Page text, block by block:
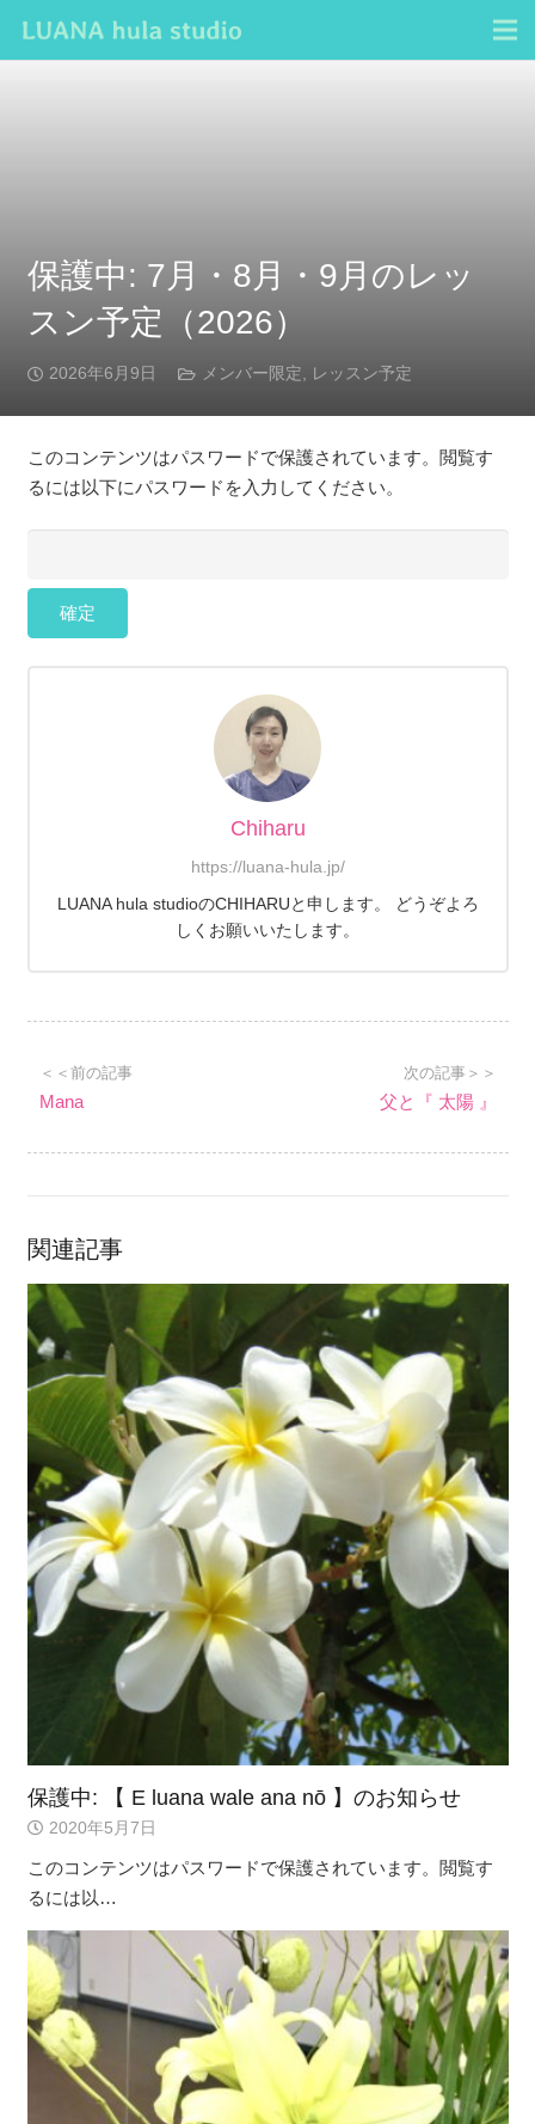
保護中: 7月・8月・9月のレッ
スン予定（2026）
2026年6月9日 メンバー限定, レッスン予定
このコンテンツはパスワードで保護されています。閲覧す
るには以下にパスワードを入力してください。
Chiharu
https://luana-hula.jp/
LUANA hula studioのCHIHARUと申します。 どうぞよろ
しくお願いいたします。
＜＜前の記事
Mana
次の記事＞＞
父と『 太陽 』
関連記事
保護中: 【 E luana wale ana nō 】のお知らせ
2020年5月7日
このコンテンツはパスワードで保護されています。閲覧す
るには以…